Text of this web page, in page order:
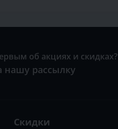
об акциях и скидках?
нашу рассылку
Скидки